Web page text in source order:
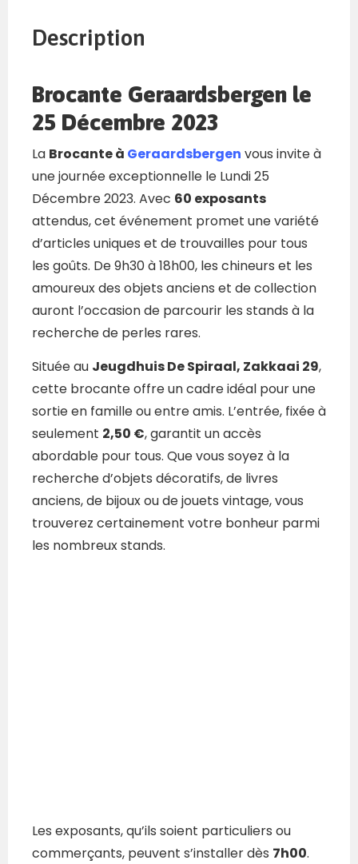
Description
Brocante Geraardsbergen le
25 Décembre 2023
La Brocante à Geraardsbergen vous invite à
une journée exceptionnelle le Lundi 25
Décembre 2023. Avec 60 exposants
attendus, cet événement promet une variété
d’articles uniques et de trouvailles pour tous
les goûts. De 9h30 à 18h00, les chineurs et les
amoureux des objets anciens et de collection
auront l’occasion de parcourir les stands à la
recherche de perles rares.
Située au Jeugdhuis De Spiraal, Zakkaai 29,
cette brocante offre un cadre idéal pour une
sortie en famille ou entre amis. L’entrée, fixée à
seulement 2,50 €, garantit un accès
abordable pour tous. Que vous soyez à la
recherche d’objets décoratifs, de livres
anciens, de bijoux ou de jouets vintage, vous
trouverez certainement votre bonheur parmi
les nombreux stands.
Les exposants, qu’ils soient particuliers ou
commerçants, peuvent s’installer dès 7h00.